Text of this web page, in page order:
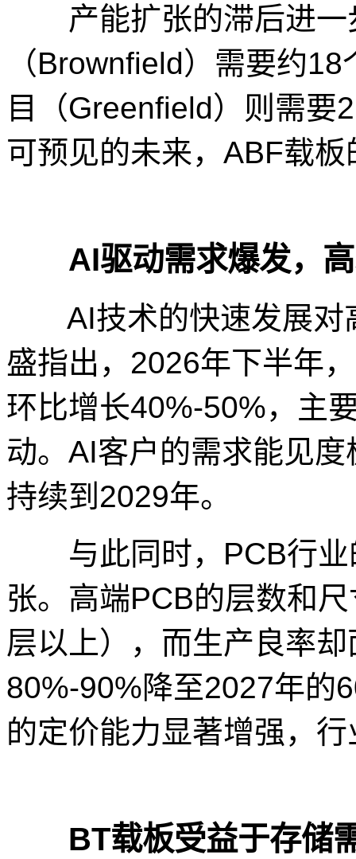
产能扩张的滞后进一
（Brownfield）需要约
目（Greenfield）则需要
可预见的未来，ABF载
AI驱动需求爆发，
AI技术的快速发展对
盛指出，2026年下半年
环比增长40%-50%，主
动。AI客户的需求能见
持续到2029年。
与此同时，PCB行业
张。高端PCB的层数和
层以上），而生产良率
80%-90%降至2027年的
的定价能力显著增强，
BT载板受益于存储